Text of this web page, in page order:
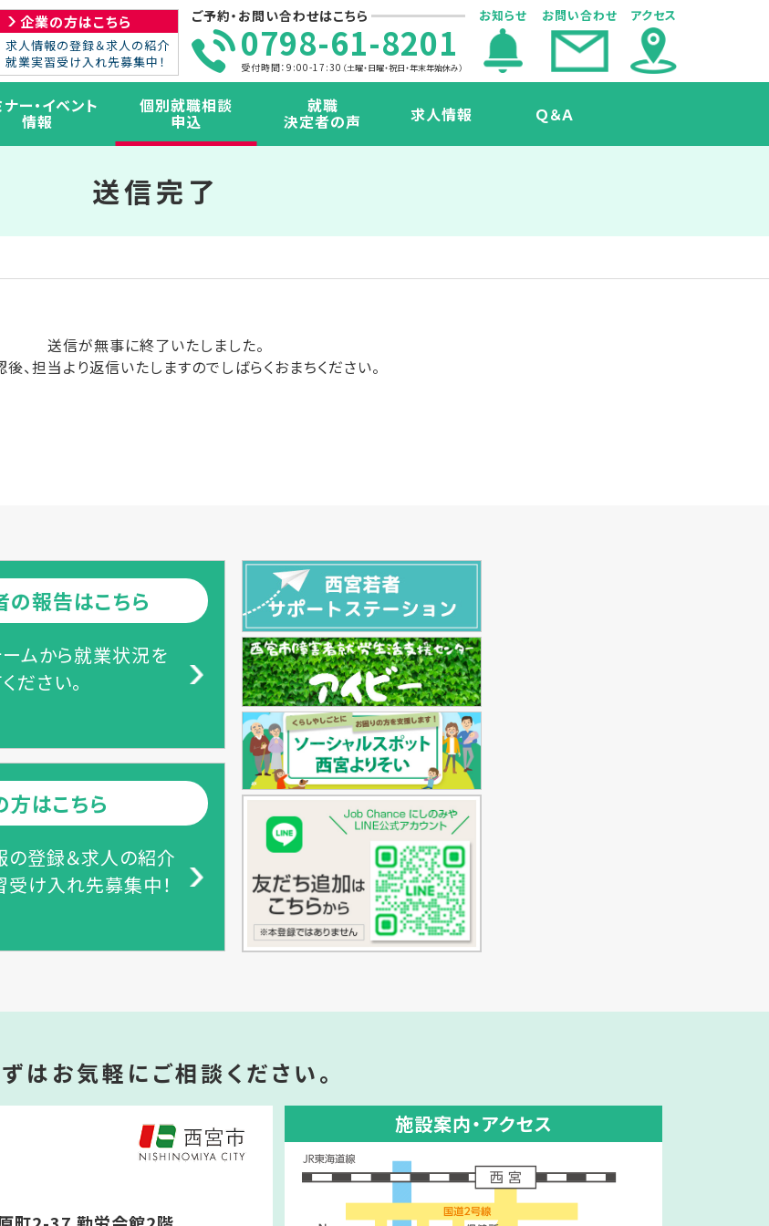
企業の方はこちら
求人情報の登録＆求人の紹介
就業実習受け入れ先募集中！
ご予約・お問い合わせはこちら
0798-61-8201
受付時間：9:00-17:30 （土曜・日曜・祝日・年末年始休み）
お知らせ お問い合わせ アクセス
ー・イベント
情報
個別就職相談
申込
就職
決定者の声 求人情報 Ｑ＆Ａ
送信完了
送信が無事に終了いたしました。
、担当より返信いたしますのでしばらくおまちください。
報告はこちら
ムから就業状況を
ださい。
方はこちら
の登録＆求人の紹介
け入れ先募集中！
はお気軽にご相談ください。
施設案内・アクセス